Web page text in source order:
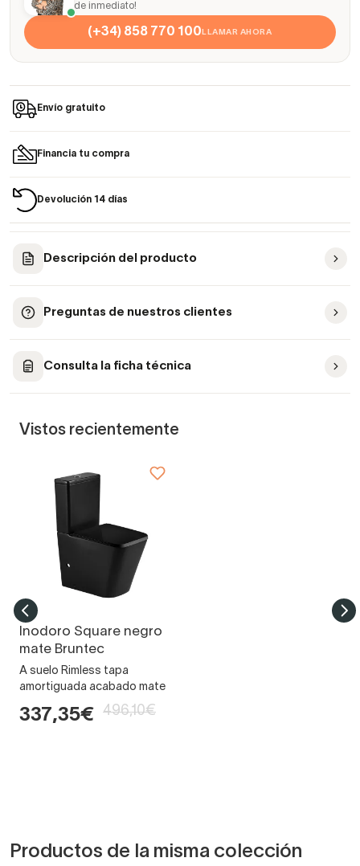
de inmediato!
(+34) 858 770 100LLAMAR AHORA
Envío gratuito
Financia tu compra
Devolución 14 días
Descripción del producto
Preguntas de nuestros clientes
Consulta la ficha técnica
Vistos recientemente
Inodoro Square negro
mate Bruntec
A suelo Rimless tapa
amortiguada acabado mate
337,35€ 496,10€
Productos de la misma colección